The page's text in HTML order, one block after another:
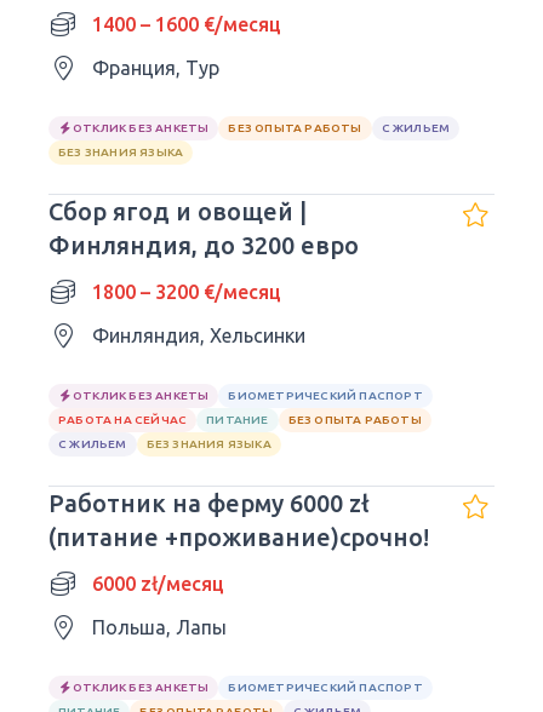
1400 – 1600 €/месяц
Франция, Тур
ОТКЛИК БЕЗ АНКЕТЫ БЕЗ ОПЫТА РАБОТЫ
С ЖИЛЬЕМ
БЕЗ ЗНАНИЯ ЯЗЫКА
Сбор ягод и овощей |
Финляндия, до 3200 евро
1800 – 3200 €/месяц
Финляндия, Хельсинки
ОТКЛИК БЕЗ АНКЕТЫ
БИОМЕТРИЧЕСКИЙ ПАСПОРТ
РАБОТА НА СЕЙЧАС
ПИТАНИЕ
БЕЗ ОПЫТА РАБОТЫ
С ЖИЛЬЕМ
БЕЗ ЗНАНИЯ ЯЗЫКА
Работник на ферму 6000 zł
(питание +проживание)срочно!
6000 zł/месяц
Польша, Лапы
ОТКЛИК БЕЗ АНКЕТЫ
БИОМЕТРИЧЕСКИЙ ПАСПОРТ